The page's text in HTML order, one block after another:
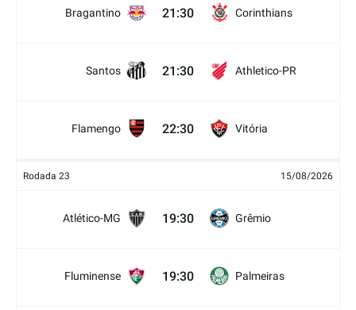
Bragantino 21:30 Corinthians
Santos 21:30 Athletico-PR
Flamengo 22:30 Vitória
Rodada 23 15/08/2026
Atlético-MG 19:30 Grêmio
Fluminense 19:30 Palmeiras